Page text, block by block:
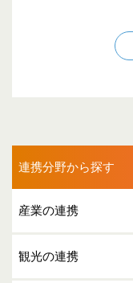
連携分野から探す
産業の連携
観光の連携